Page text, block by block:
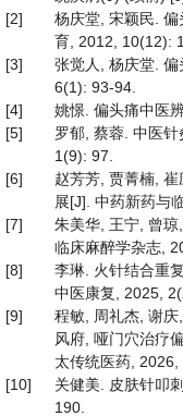
[2]
杨庆堂, 宋颖民.
育, 2012, 10(12):
[3]
张觉人, 杨庆堂.
6(1): 93-94.
[4]
姚憬. 偏头痛中医
[5]
罗郁, 蔡蓉. 中医
1(9): 97.
[6]
赵芳芳, 贾菁楠,
展[J]. 中药新药与
[7]
朱美华, 王宁, 曾琼
临床麻醉学杂志,
[8]
李琳. 火针结合重
中医康复, 2025,
[9]
程敏, 周礼杰, 谢
风府, 哑门穴治疗
太传统医药, 2026,
[10]
关健美. 皮肤针叩
190.